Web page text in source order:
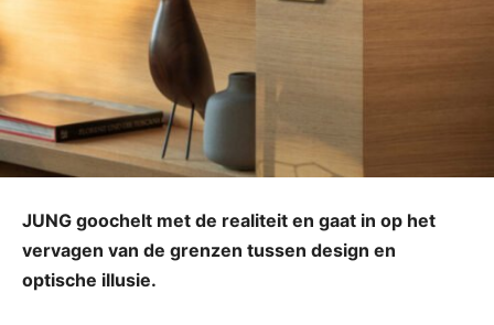
JUNG goochelt met de realiteit en gaat in op het
vervagen van de grenzen tussen design en
optische illusie.